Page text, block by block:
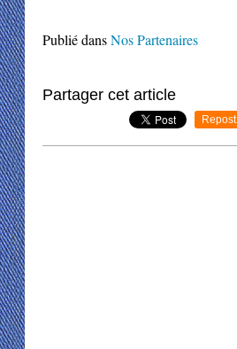
Publié dansNos Partenaires
Partager cet article
Repost